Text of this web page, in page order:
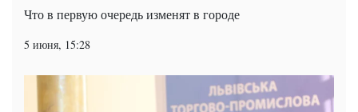
Что в первую очередь изменят в городе
5 июня, 15:28